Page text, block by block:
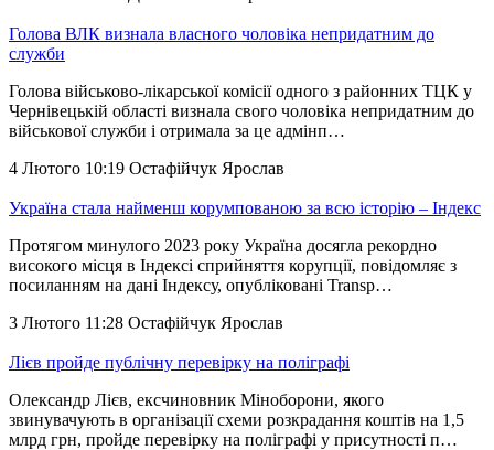
Голова ВЛК визнала власного чоловіка непридатним до
служби
Голова військово-лікарської комісії одного з районних ТЦК у
Чернівецькій області визнала свого чоловіка непридатним до
військової служби і отримала за це адмінп…
4 Лютого 10:19 Остафійчук Ярослав
Україна стала найменш корумпованою за всю історію – Індекс
Протягом минулого 2023 року Україна досягла рекордно
високого місця в Індексі сприйняття корупції, повідомляє з
посиланням на дані Індексу, опубліковані Transp…
3 Лютого 11:28 Остафійчук Ярослав
Лієв пройде публічну перевірку на поліграфі
Олександр Лієв, ексчиновник Міноборони, якого
звинувачують в організації схеми розкрадання коштів на 1,5
млрд грн, пройде перевірку на поліграфі у присутності п…